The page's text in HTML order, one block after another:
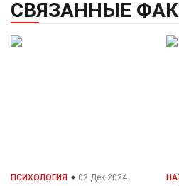
СВЯЗАННЫЕ
ПСИХОЛОГИЯ 02 Дек 2024